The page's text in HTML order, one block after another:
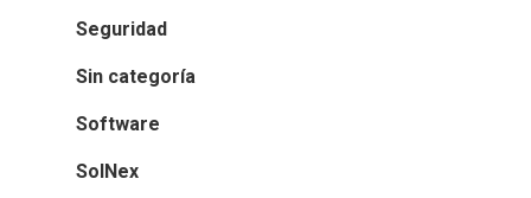
Seguridad
Sin categoría
Software
SolNex